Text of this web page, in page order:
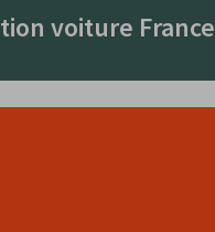
voiture France